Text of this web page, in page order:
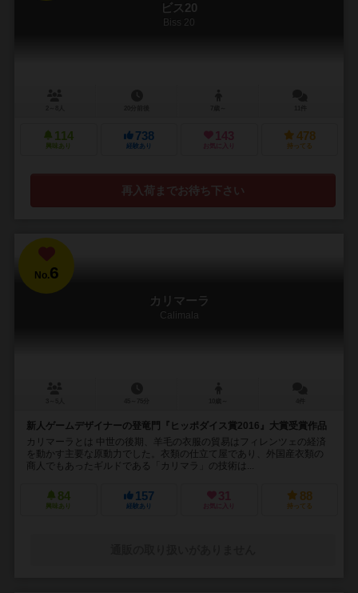
ビス20
Biss 20
114
興味あり
738
経験あり
143
お気に入り
478
持ってる
再入荷までお待ち下さい
No.6
カリマーラ
Calimala
新人ゲームデザイナーの登竜門『ヒッポダイス賞2016』大賞受賞作品
カリマーラとは 中世の後期、羊毛の衣服の貿易はフィレンツェの経済
を動かす主要な原動力でした。衣類の仕立て屋であり、外国産衣類の
商人でもあったギルドである「カリマラ」の技術は...
84
興味あり
157
経験あり
31
お気に入り
88
持ってる